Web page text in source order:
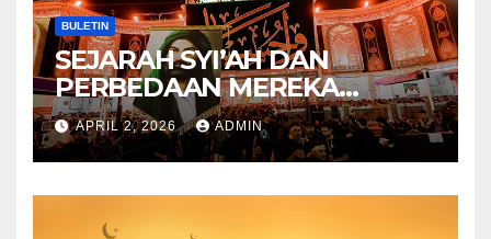
BULETIN
SEJARAH SYI’AH DAN
PERBEDAAN MEREKA
ANTARA DULU DAN
SEKARANG
APRIL 2, 2026 ADMIN